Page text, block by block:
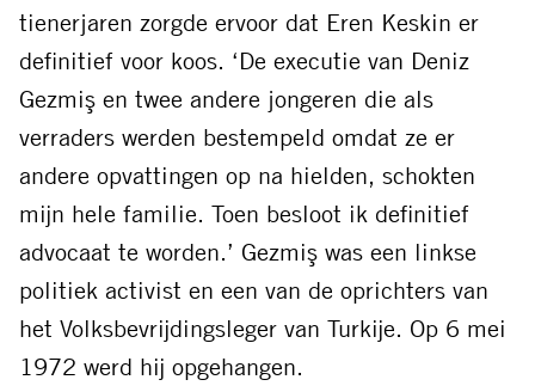
tienerjaren zorgde ervoor dat Eren Keskin er
definitief voor koos. ‘De executie van Deniz
Gezmiş en twee andere jongeren die als
verraders werden bestempeld omdat ze er
andere opvattingen op na hielden, schokten
mijn hele familie. Toen besloot ik definitief
advocaat te worden.’ Gezmiş was een linkse
politiek activist en een van de oprichters van
het Volksbevrijdingsleger van Turkije. Op 6 mei
1972 werd hij opgehangen.